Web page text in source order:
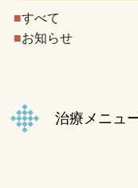
すべて
お知らせ
治療メニュ